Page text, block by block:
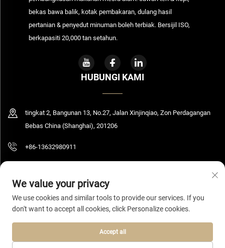
bekas bawa balik, kotak pembakaran, dulang hasil
pertanian & penyedut minuman boleh terbiak. Bersijil ISO,
berkapasiti 20,000 tan setahun.
HUBUNGI KAMI
tingkat 2, Bangunan 13, No.27, Jalan Xinjinqiao, Zon Perdagangan
Bebas China (Shanghai), 201206
+86-13632980911
Hak Cipta © 2026 Shanghai Bolooming Technology Sdn. Bhd. Hak Cipta
Terpelihara. Dasar Privasi
We value your privacy
We use cookies and similar tools to provide our services. If you
don't want to accept all cookies, click Personalize cookies.
Accept all